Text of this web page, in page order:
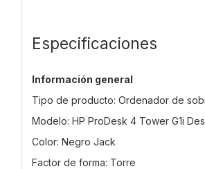
Especificaciones
Información general
Tipo de producto: Ordenador de
Modelo: HP ProDesk 4 Tower G1i
Color: Negro Jack
Factor de forma: Torre